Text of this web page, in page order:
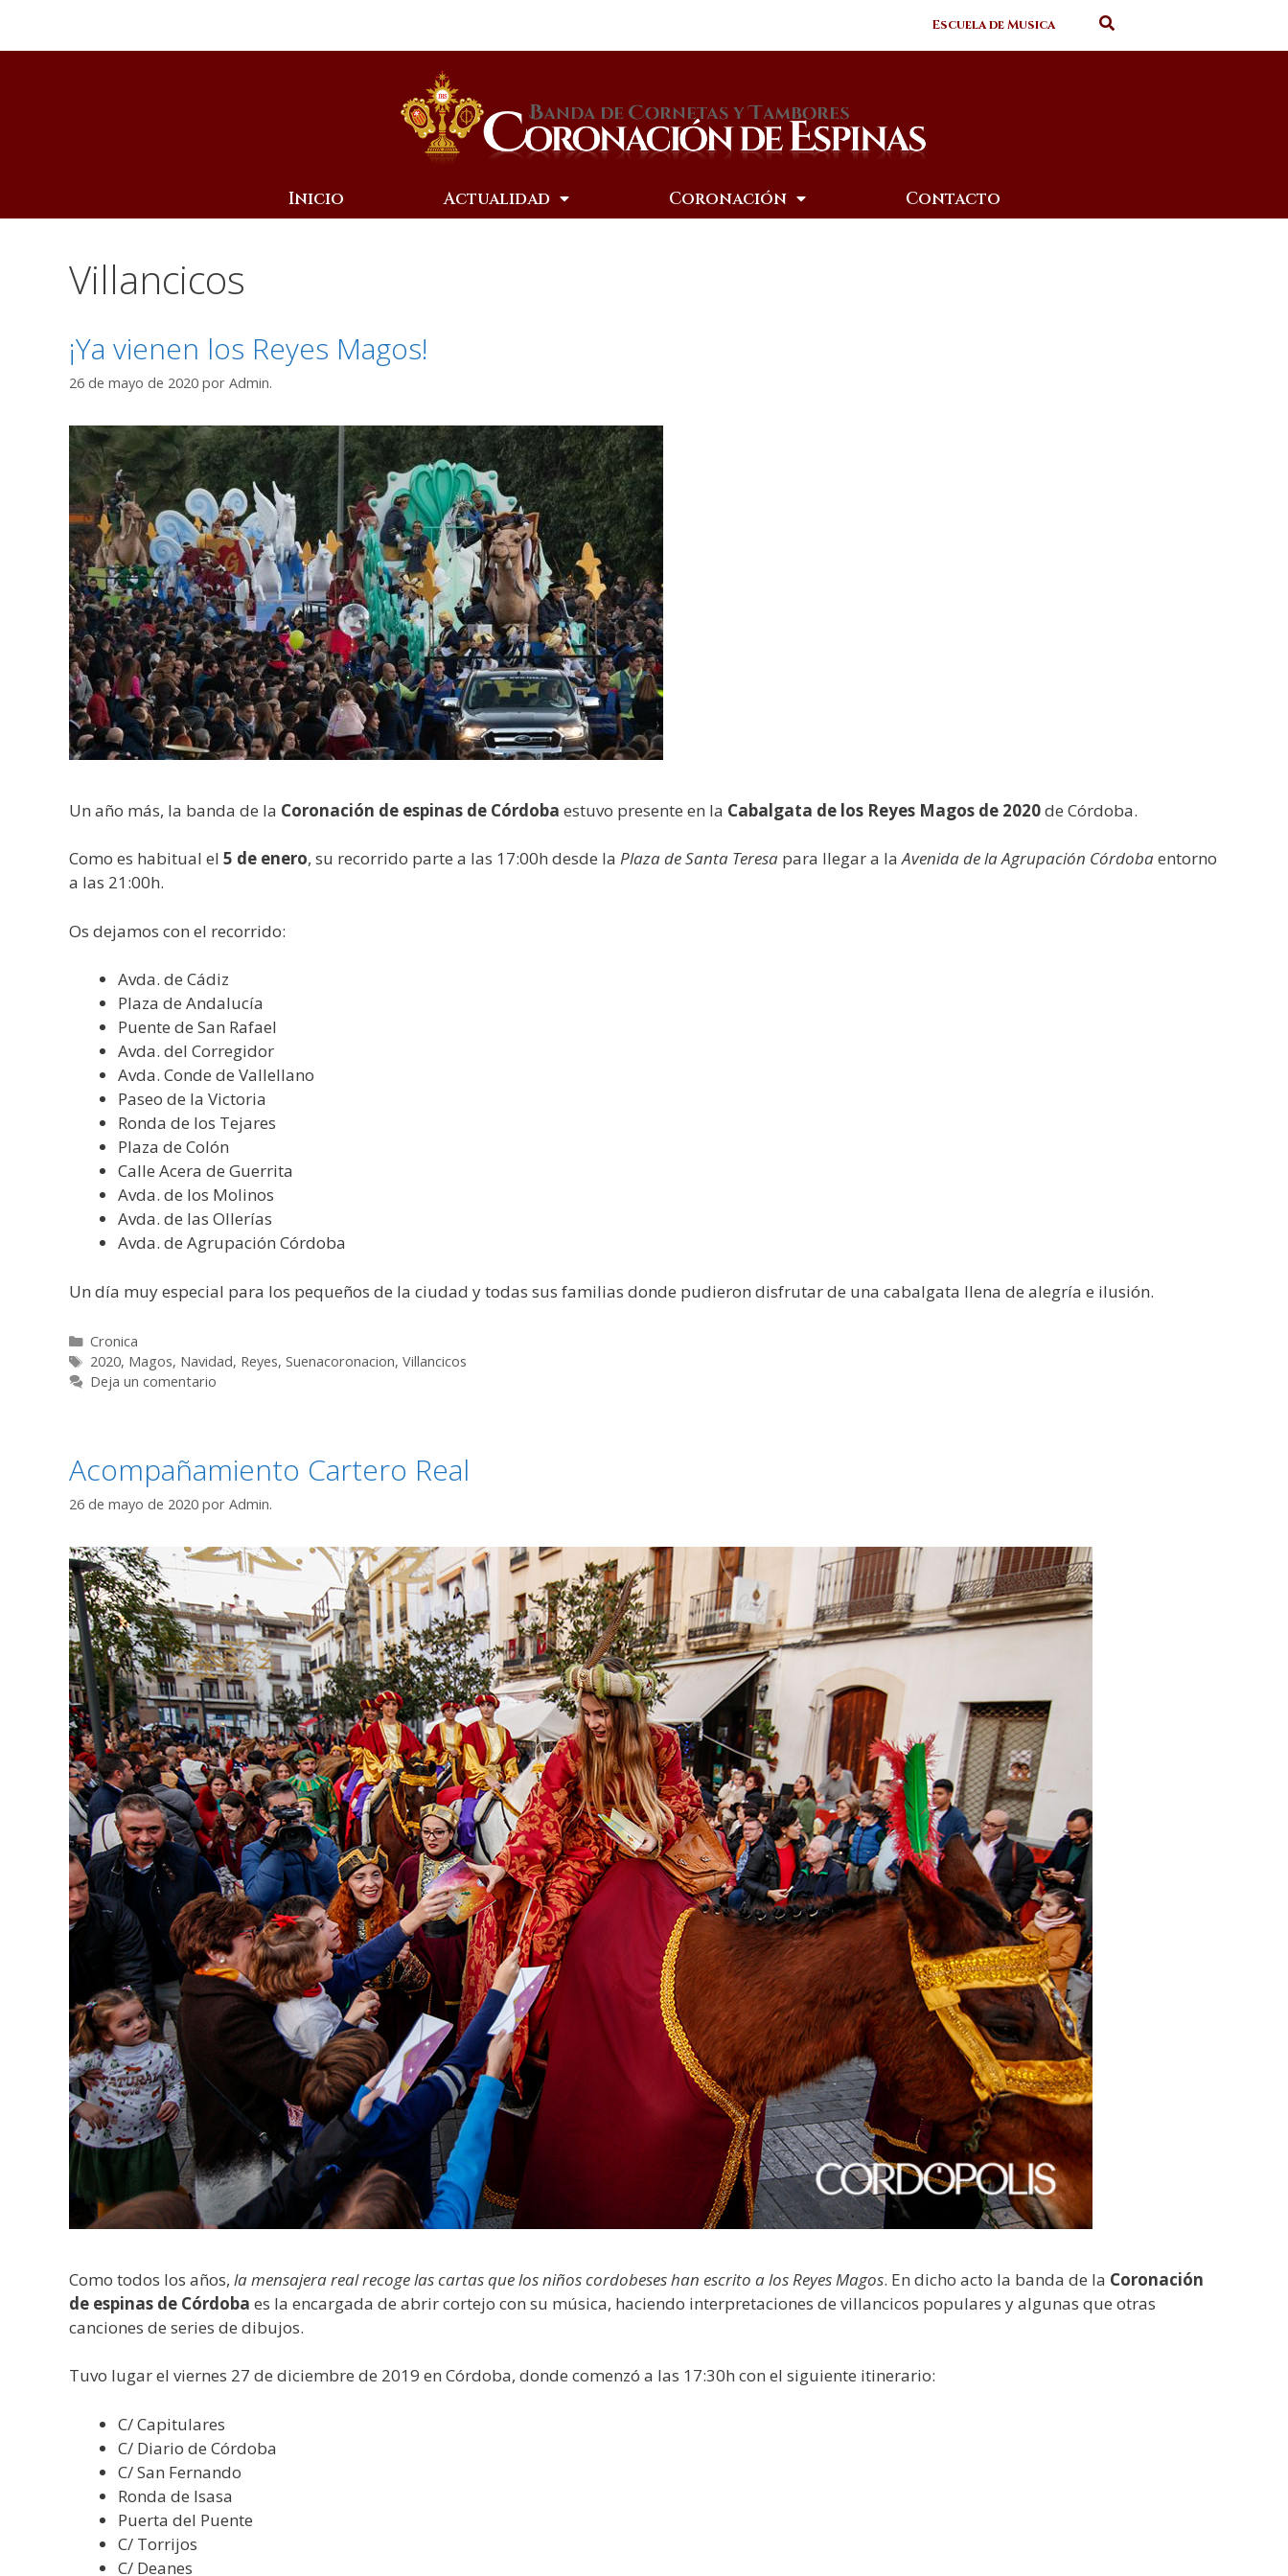
Escuela de Musica
Inicio Actualidad Coronación Contacto
Villancicos
¡Ya vienen los Reyes Magos!
26 de mayo de 2020 por Admin.
Un año más, la banda de la Coronación de espinas de Córdoba estuvo presente en la Cabalgata de los Reyes Magos de 2020de Córdoba.
Como es habitual el 5 de enero, su recorrido parte a las 17:00h desde la Plaza de Santa Teresa para llegar a laAvenida de la Agrupación Córdobaentorno
a las 21:00h.
Os dejamos con el recorrido:
Avda. de Cádiz
Plaza de Andalucía
Puente de San Rafael
Avda. del Corregidor
Avda. Conde de Vallellano
Paseo de la Victoria
Ronda de los Tejares
Plaza de Colón
Calle Acera de Guerrita
Avda. de los Molinos
Avda. de las Ollerías
Avda. de Agrupación Córdoba
Un día muy especial para los pequeños de la ciudad y todas sus familias donde pudieron disfrutar de una cabalgata llena de alegría e ilusión.
Cronica
2020, Magos, Navidad, Reyes, Suenacoronacion, Villancicos
Deja un comentario
Acompañamiento Cartero Real
26 de mayo de 2020 por Admin.
Como todos los años, la mensajera real recoge las cartas que los niños cordobeses han escrito a los Reyes Magos. En dicho acto la banda de la Coronación
de espinas de Córdoba es la encargada de abrir cortejo con su música, haciendo interpretaciones de villancicos populares y algunas que otras
canciones de series de dibujos.
Tuvo lugar el viernes 27 de diciembre de 2019 en Córdoba, donde comenzó a las 17:30h con el siguiente itinerario:
C/ Capitulares
C/ Diario de Córdoba
C/ San Fernando
Ronda de Isasa
Puerta del Puente
C/ Torrijos
C/ Deanes